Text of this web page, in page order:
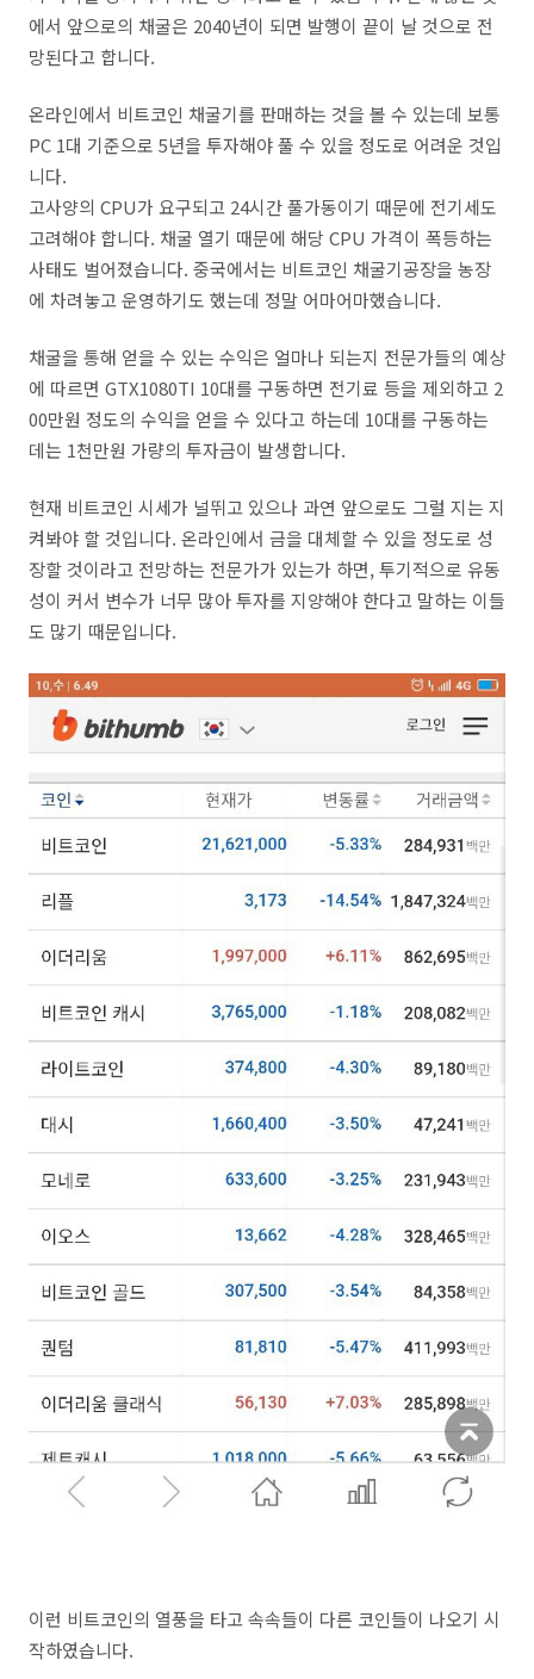
에서 앞으로의 채굴은 2040년이 되면 발행이 끝이 날 것으로 전
망된다고 합니다.
온라인에서 비트코인 채굴기를 판매하는 것을 볼 수 있는데 보통
PC 1대 기준으로 5년을 투자해야 풀 수 있을 정도로 어려운 것입
니다.
고사양의 CPU가 요구되고 24시간 풀가동이기 때문에 전기세도
고려해야 합니다. 채굴 열기 때문에 해당 CPU 가격이 폭등하는
사태도 벌어졌습니다. 중국에서는 비트코인 채굴기공장을 농장
에 차려놓고 운영하기도 했는데 정말 어마어마했습니다.
채굴을 통해 얻을 수 있는 수익은 얼마나 되는지 전문가들의 예상
에 따르면 GTX1080TI 10대를 구동하면 전기료 등을 제외하고 2
00만원 정도의 수익을 얻을 수 있다고 하는데 10대를 구동하는
데는 1천만원 가량의 투자금이 발생합니다.
현재 비트코인 시세가 널뛰고 있으나 과연 앞으로도 그럴 지는 지
켜봐야 할 것입니다. 온라인에서 금을 대체할 수 있을 정도로 성
장할 것이라고 전망하는 전문가가 있는가 하면, 투기적으로 유동
성이 커서 변수가 너무 많아 투자를 지양해야 한다고 말하는 이들
도 많기 때문입니다.
이런 비트코인의 열풍을 타고 속속들이 다른 코인들이 나오기 시
작하였습니다.